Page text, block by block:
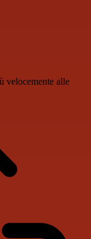
velocemente alle